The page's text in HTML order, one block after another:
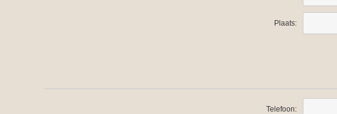
Plaats:
Telefoon: